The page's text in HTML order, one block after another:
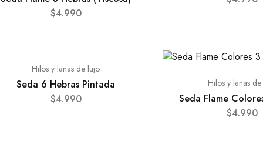
$4.990
Hilos y lanas de lujo
Seda 6 Hebras Pintada
$4.990
Hilos y lanas
Seda Flame
$4.990